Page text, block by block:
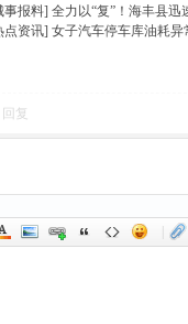
事报料] 全力以“复”！海丰县
点资讯] 女子汽车停车库油耗
回复